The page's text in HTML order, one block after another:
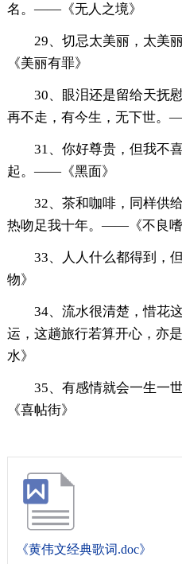
名。——《无人之境》
29、切忌太美丽，太美
《美丽有罪》
30、眼泪还是留给天抚
再不走，有今生，无下世。
31、你好尊贵，但我不
起。——《黑面》
32、茶和咖啡，同样供
热吻足我十年。——《不良嗜
33、人人什么都得到，
物》
34、流水很清楚，惜花
运，这趟旅行若算开心，亦
水》
35、有感情就会一生一
《喜帖街》
《黄伟文经典歌词.doc》